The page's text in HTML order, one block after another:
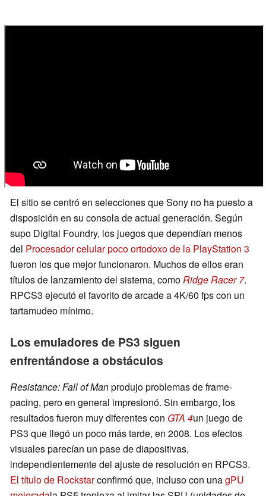
El sitio se centró en selecciones que Sony no ha puesto a
disposición en su consola de actual generación. Según
supo Digital Foundry, los juegos que dependían menos
del Procesador celular poco ortodoxo de la PlayStation 3
fueron los que mejor funcionaron. Muchos de ellos eran
títulos de lanzamiento del sistema, comoRidge Racer 7.
RPCS3 ejecutó el favorito de arcade a 4K/60 fps con un
tartamudeo mínimo.
Los emuladores de PS3 siguen
enfrentándose a obstáculos
Resistance: Fall of Manprodujo problemas de frame-
pacing, pero en general impresionó. Sin embargo, los
resultados fueron muy diferentes con GTA 4un juego de
PS3 que llegó un poco más tarde, en 2008. Los efectos
visuales parecían un pase de diapositivas,
independientemente del ajuste de resolución en RPCS3.
El título de Rockstarconfirmó que, incluso con unagPU